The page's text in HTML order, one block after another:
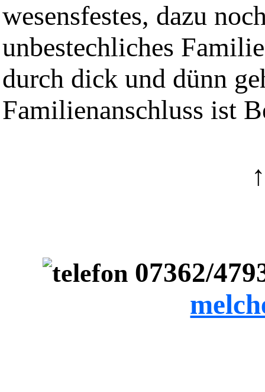
wesensfestes, dazu
unbestechliches
durch dick und dünn
Familienanschluss ist
07362/